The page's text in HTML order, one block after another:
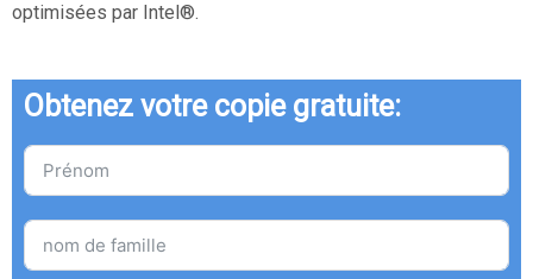
optimisées par Intel®.
Obtenez votre copie gratuite: